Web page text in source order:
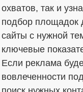
охватов, так и
подбор площадок
сайты с нужной
ключевые
Если реклама
вовлеченности